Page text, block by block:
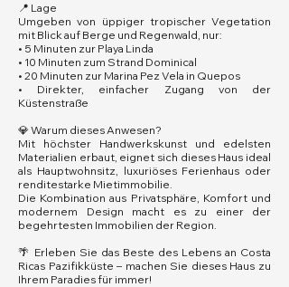
📍 Lage
Umgeben von üppiger tropischer Vegetation
mit Blick auf Berge und Regenwald, nur:
• 5 Minuten zur Playa Linda
• 10 Minuten zum Strand Dominical
• 20 Minuten zur Marina Pez Vela in Quepos
• Direkter, einfacher Zugang von der
Küstenstraße
💎 Warum dieses Anwesen?
Mit höchster Handwerkskunst und edelsten
Materialien erbaut, eignet sich dieses Haus ideal
als Hauptwohnsitz, luxuriöses Ferienhaus oder
renditestarke Mietimmobilie.
Die Kombination aus Privatsphäre, Komfort und
modernem Design macht es zu einer der
begehrtesten Immobilien der Region.
🌴 Erleben Sie das Beste des Lebens an Costa
Ricas Pazifikküste – machen Sie dieses Haus zu
Ihrem Paradies für immer!